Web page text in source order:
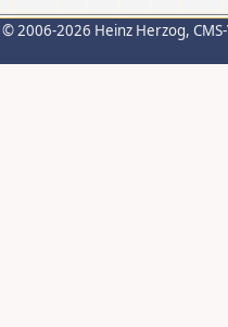
© 2006-2026 Heinz Herzog,